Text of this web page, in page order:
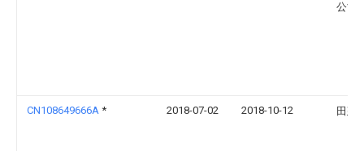
公司
CN108649666A * 2018-07-02 2018-10-12 田建